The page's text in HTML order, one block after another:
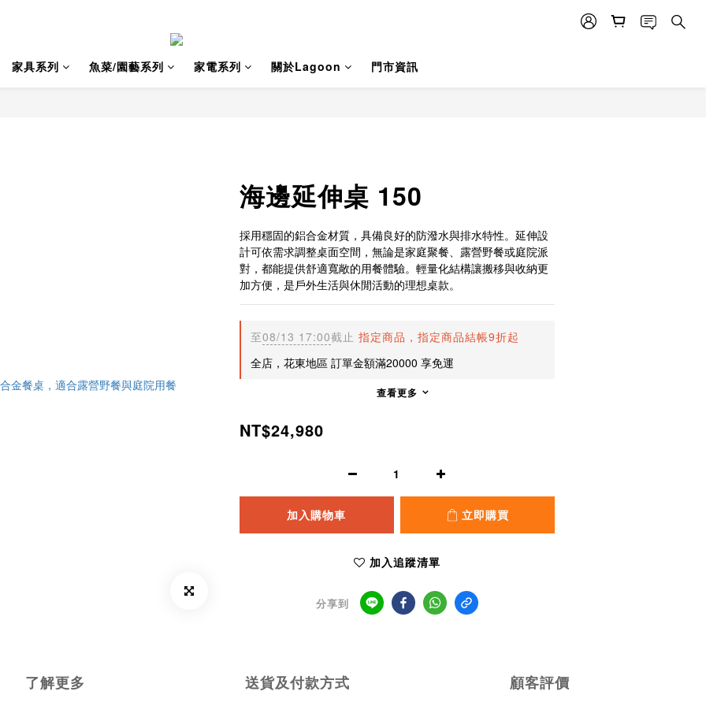
家具系列 魚菜/園藝系列 家電系列 關於Lagoon 門市資訊
海邊延伸桌 150
採用穩固的鋁合金材質，具備良好的防潑水與排水特性。延伸設
計可依需求調整桌面空間，無論是家庭聚餐、露營野餐或庭院派
對，都能提供舒適寬敞的用餐體驗。輕量化結構讓搬移與收納更
加方便，是戶外生活與休閒活動的理想桌款。
至08/13 17:00截止 指定商品，指定商品結帳9折起
全店，花東地區 訂單金額滿20000 享免運
查看更多
NT$24,980
加入購物車 立即購買
加入追蹤清單
分享到
了解更多 送貨及付款方式 顧客評價